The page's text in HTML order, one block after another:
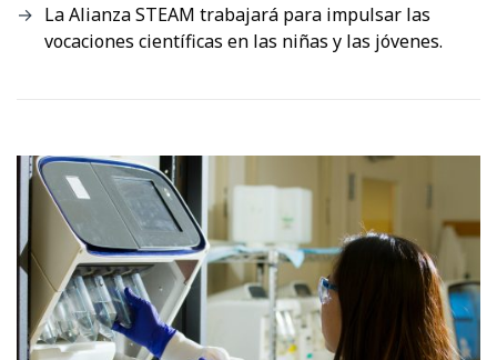
La Alianza STEAM trabajará para impulsar las
vocaciones científicas en las niñas y las jóvenes.